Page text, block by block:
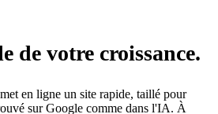
de votre croissance.
en ligne un site rapide, taillé pour
sur Google comme dans l'IA. À